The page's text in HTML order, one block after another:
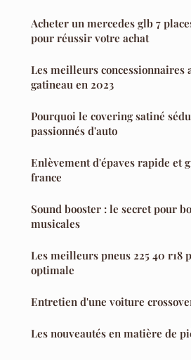
Acheter un mercedes glb 7
pour réussir votre achat
Les meilleurs concessionnaires
gatineau en 2023
Pourquoi le covering satiné
passionnés d'auto
Enlèvement d'épaves rapide et
france
Sound booster : le secret pour
musicales
Les meilleurs pneus 225 40 r18
optimale
Entretien d'une voiture
Les nouveautés en matière de